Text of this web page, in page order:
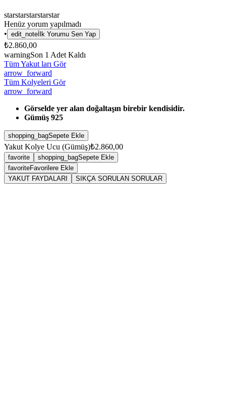
starstarstarstarstar
Henüz yorum yapılmadı
• edit_note İlk Yorumu Sen Yap
₺2.860,00
warningSon 1 Adet Kaldı
Tüm Yakut ları Gör
arrow_forward
Tüm Kolyeleri Gör
arrow_forward
Görselde yer alan doğaltaşın birebir kendisidir.
Gümüş 925
shopping_bagSepete Ekle
Yakut Kolye Ucu (Gümüş)₺2.860,00
favorite shopping_bagSepete Ekle
favoriteFavorilere Ekle
YAKUT FAYDALARI
SIKÇA SORULAN SORULAR